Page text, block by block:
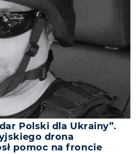
Polski dla Ukrainy”.
drona
pomoc na froncie